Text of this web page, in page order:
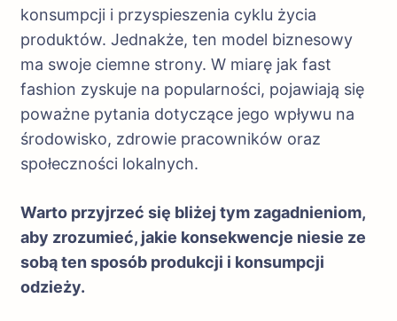
konsumpcji i przyspieszenia cyklu życia
produktów. Jednakże, ten model biznesowy
ma swoje ciemne strony. W miarę jak fast
fashion zyskuje na popularności, pojawiają się
poważne pytania dotyczące jego wpływu na
środowisko, zdrowie pracowników oraz
społeczności lokalnych.
Warto przyjrzeć się bliżej tym zagadnieniom,
aby zrozumieć, jakie konsekwencje niesie ze
sobą ten sposób produkcji i konsumpcji
odzieży.